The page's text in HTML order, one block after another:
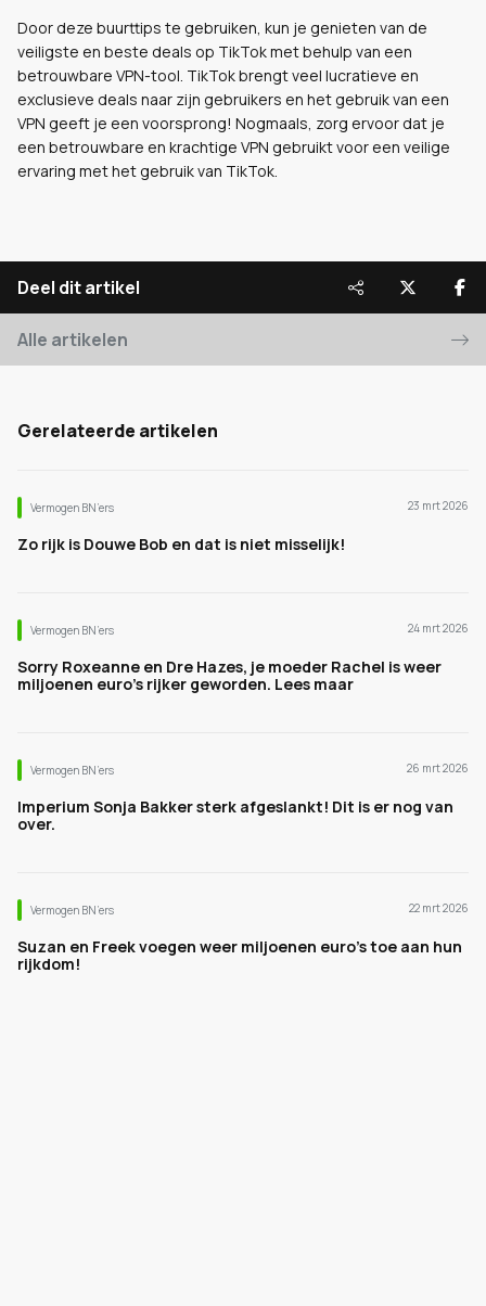
Door deze buurttips te gebruiken, kun je genieten van de
veiligste en beste deals op TikTok met behulp van een
betrouwbare VPN-tool. TikTok brengt veel lucratieve en
exclusieve deals naar zijn gebruikers en het gebruik van een
VPN geeft je een voorsprong! Nogmaals, zorg ervoor dat je
een betrouwbare en krachtige VPN gebruikt voor een veilige
ervaring met het gebruik van TikTok.
Deel dit artikel
Alle artikelen
Gerelateerde artikelen
Vermogen BN’ers 23 mrt 2026
Zo rijk is Douwe Bob en dat is niet misselijk!
Vermogen BN’ers 24 mrt 2026
Sorry Roxeanne en Dre Hazes, je moeder Rachel is weer
miljoenen euro's rijker geworden. Lees maar
Vermogen BN’ers 26 mrt 2026
Imperium Sonja Bakker sterk afgeslankt! Dit is er nog van
over.
Vermogen BN’ers 22 mrt 2026
Suzan en Freek voegen weer miljoenen euro's toe aan hun
rijkdom!